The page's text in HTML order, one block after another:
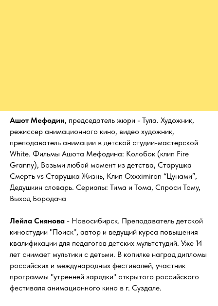
Ашот Мефодин, председатель жюри - Тула. Художник,
режиссер анимационного кино, видео художник,
преподаватель анимации в детской студии-мастерской
White. Фильмы Ашота Мефодина: Колобок (клип Fire
Granny), Возьми любой момент из детства, Старушка
Смерть vs Старушка Жизнь, Клип Oxxximiron “Цунами”,
Дедушкин словарь. Сериалы: Тима и Тома, Спроси Тому,
Выход Бородача
Лейла Сиянова - Новосибирск. Преподаватель детской
киностудии "Поиск", автор и ведущий курса повышения
квалификации для педагогов детских мультстудий. Уже 14
лет снимает мультики с детьми. В копилке наград дипломы
российских и международных фестивалей, участник
программы "утренней зарядки" открытого российского
фестиваля анимационного кино в г. Суздале.